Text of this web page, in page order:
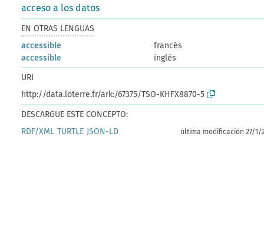
acceso a los datos
EN OTRAS LENGUAS
accessible
francés
accessible
inglés
URI
http://data.loterre.fr/ark:/67375/TSO-KHFX8870-5
DESCARGUE ESTE CONCEPTO:
RDF/XML TURTLE JSON-LD última modificación 27/1/